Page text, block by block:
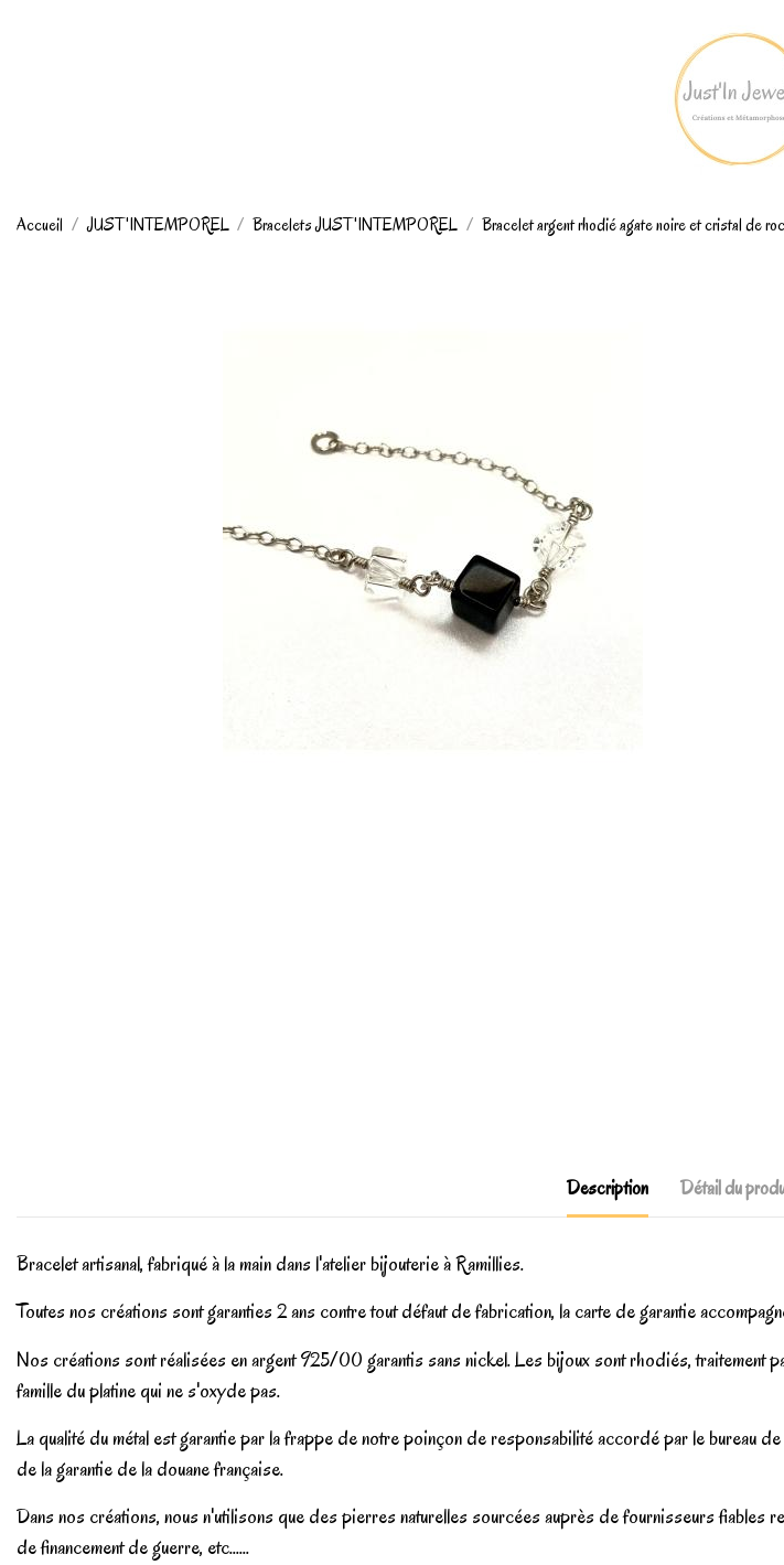
Accueil JUST'INTEMPOREL Bracelets JUST'INTEMPOREL Bracelet argent rhodié agate noire et cristal de
Description Détail du
Bracelet artisanal, fabriqué à la main dans l'atelier bijouterie à Ramillies.
Toutes nos créations sont garanties 2 ans contre tout défaut de fabrication, la carte de garantie
Nos créations sont réalisées en argent 925/00 garantis sans nickel. Les bijoux sont rhodiés, traitement
famille du platine qui ne s'oxyde pas.
La qualité du métal est garantie par la frappe de notre poinçon de responsabilité accordé par le bureau
de la garantie de la douane française.
Dans nos créations, nous n'utilisons que des pierres naturelles sourcées auprès de fournisseurs
de financement de guerre, etc......